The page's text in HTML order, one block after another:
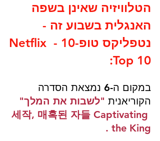
הטלוויזיה שאינן בשפה
האנגלית בשבוע זה -
נטפליקס טופ-10 - Netflix
Top 10:
במקום ה-6 נמצאת הסדרה
הקוריאנית "לשבות את המלך"
세작, 매혹된 자들 Captivating
the King .